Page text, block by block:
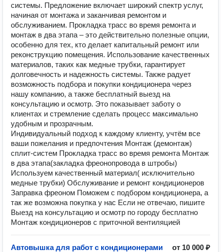
системы. Предложение включает широкий спектр услуг,
начиная от монтажа и заканчивая ремонтом и
обслуживанием. Прокладка трасс во время ремонта и
монтаж в два этапа – это действительно полезные опции,
особенно для тех, кто делает капитальный ремонт или
реконструкцию помещения. Использование качественных
материалов, таких как медные трубки, гарантирует
долговечность и надежность системы. Также радует
возможность подбора и покупки кондиционера через
нашу компанию, а также бесплатный выезд на
консультацию и осмотр. Это показывает заботу о
клиентах и стремление сделать процесс максимально
удобным и прозрачным.
Индивидуальный подход к каждому клиенту, учтём все
ваши пожелания и предпочтения Монтаж (демонтаж)
сплит-систем Прокладка трасс во время ремонта Монтаж
в два этапа(закладка фреонопровода в штробы)
Используем качественный материал( исключительно
медные трубки) Обслуживание и ремонт кондиционеров
Заправка фреоном Поможем с подбором кондиционера, а
так же возможна покупка у нас Если не отвечаю, пишите
Выезд на консультацию и осмотр по городу бесплатно
Монтаж кондиционеров с приточной вентиляцией
Автовышка для работ с кондиционерами
от 10 000 ₽